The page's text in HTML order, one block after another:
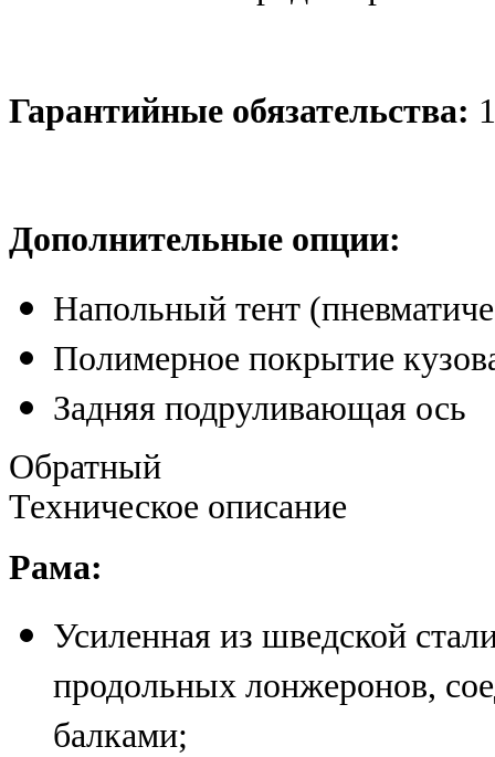
Гарантийные обязательства:
Дополнительные опции:
Напольный тент
Полимерное покрытие
Задняя подруливающая ось
Обратный
Техническое описание
Рама:
Усиленная из шведской
продольных лонжеронов,
балками;